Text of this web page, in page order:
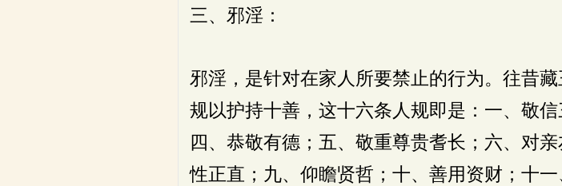
三、邪淫：
邪淫，是针对在家人所要禁止的行为。往昔
规以护持十善，这十六条人规即是：一、敬
四、恭敬有德；五、敬重尊贵耆长；六、对
性正直；九、仰瞻贤哲；十、善用资财；十